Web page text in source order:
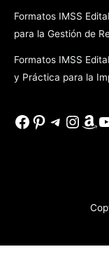
Formatos IMSS
para la Gestión de
Formatos IMSS
y Práctica para la
Facebook
Pinterest